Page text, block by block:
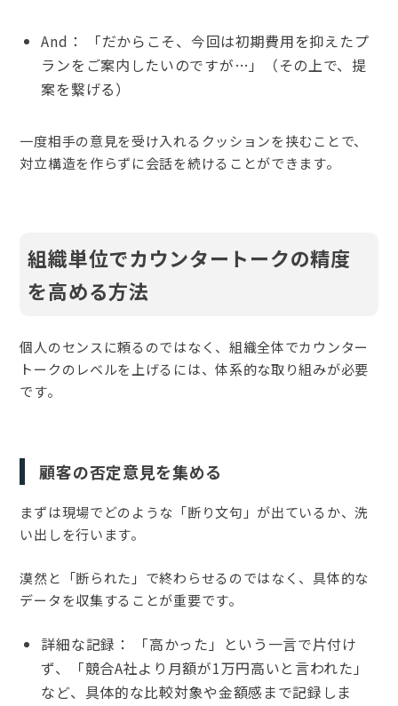
And： 「だからこそ、今回は初期費用を抑えたプ
ランをご案内したいのですが…」（その上で、提
案を繋げる）
一度相手の意見を受け入れるクッションを挟むことで、
対立構造を作らずに会話を続けることができます。
組織単位でカウンタートークの精度
を高める方法
個人のセンスに頼るのではなく、組織全体でカウンター
トークのレベルを上げるには、体系的な取り組みが必要
です。
顧客の否定意見を集める
まずは現場でどのような「断り文句」が出ているか、洗
い出しを行います。
漠然と「断られた」で終わらせるのではなく、具体的な
データを収集することが重要です。
詳細な記録： 「高かった」という一言で片付け
ず、「競合A社より月額が1万円高いと言われた」
など、具体的な比較対象や金額感まで記録しま